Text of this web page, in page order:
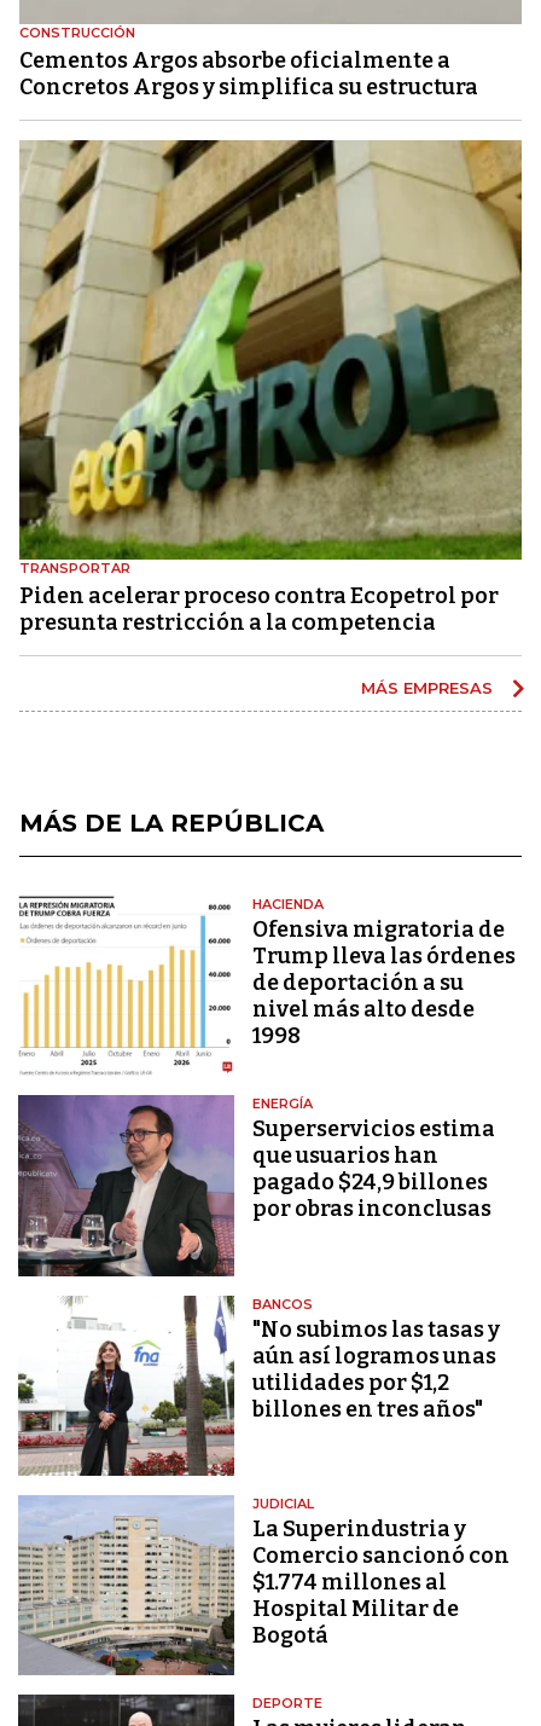
CONSTRUCCIÓN
Cementos Argos absorbe oficialmente a
Concretos Argos y simplifica su estructura
TRANSPORTAR
Piden acelerar proceso contra Ecopetrol por
presunta restricción a la competencia
MÁS EMPRESAS
MÁS DE LA REPÚBLICA
HACIENDA
Ofensiva migratoria de
Trump lleva las órdenes
de deportación a su
nivel más alto desde
1998
ENERGÍA
Superservicios estima
que usuarios han
pagado $24,9 billones
por obras inconclusas
BANCOS
"No subimos las tasas y
aún así logramos unas
utilidades por $1,2
billones en tres años"
JUDICIAL
La Superindustria y
Comercio sancionó con
$1.774 millones al
Hospital Militar de
Bogotá
DEPORTE